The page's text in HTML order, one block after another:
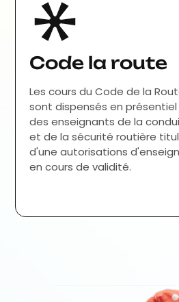
Code la route
Les cours du Code de la
sont dispensés en
des enseignants de la
et de la sécurité routière
d'une autorisations
en cours de validité.